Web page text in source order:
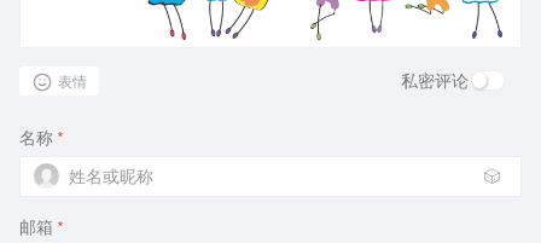
表情 私密评论
名称 *
🎲
邮箱 *